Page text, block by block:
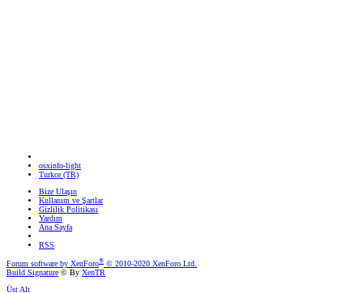
osxinfo-light
Turkce (TR)
Bize Ulaşın
Kullanım ve Şartlar
Gizlilik Politikası
Yardım
Ana Sayfa
RSS
Forum software by XenForo® © 2010-2020 XenForo Ltd.
Build Signature © By XenTR
ÜstAlt